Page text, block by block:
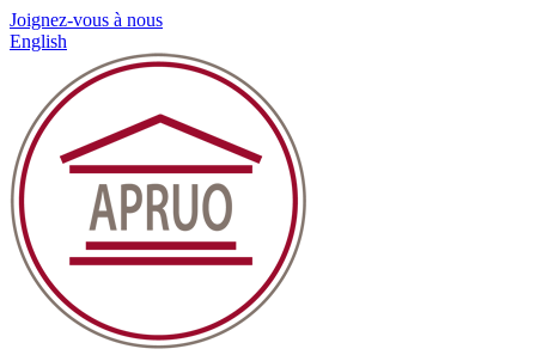
Joignez-vous à nous
English